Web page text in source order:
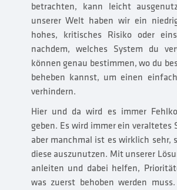
betrachten, kann leicht
unserer Welt haben wir ein
hohes, kritisches Risiko oder
nachdem, welches System du
können genau bestimmen, wo du
beheben kannst, um einen
verhindern.
Hier und da wird es immer
geben. Es wird immer ein veraltetes
aber manchmal ist es wirklich sehr,
diese auszunutzen. Mit unserer
anleiten und dabei helfen,
was zuerst behoben werden